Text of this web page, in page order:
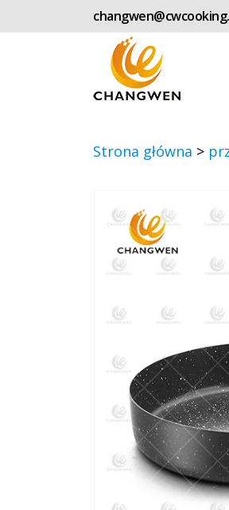
Strona główna >